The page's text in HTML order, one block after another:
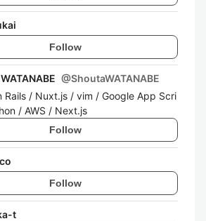
Follow
@ShoutaWATANABE
Rails / Nuxt.js / vim / Google App Scri
/ AWS / Next.js
Follow
Follow
t